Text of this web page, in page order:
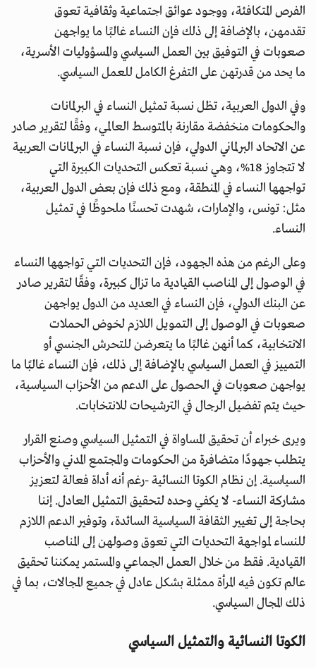
الفرص المتكافئة، ووجود عوائق اجتماعية وثقافية تعوق
تقدمهن، بالإضافة إلى ذلك فإن النساء غالبًا ما يواجهن
صعوبات في التوفيق بين العمل السياسي والمسؤوليات الأسرية،
ما يحد من قدرتهن على التفرغ الكامل للعمل السياسي.
وفي الدول العربية، تظل نسبة تمثيل النساء في البرلمانات
والحكومات منخفضة مقارنة بالمتوسط العالمي، وفقًا لتقرير صادر
عن الاتحاد البرلماني الدولي، فإن نسبة النساء في البرلمانات العربية
لا تتجاوز 18%، وهي نسبة تعكس التحديات الكبيرة التي
تواجهها النساء في المنطقة، ومع ذلك فإن بعض الدول العربية،
مثل: تونس، والإمارات، شهدت تحسنًا ملحوظًا في تمثيل
النساء.
وعلى الرغم من هذه الجهود، فإن التحديات التي تواجهها النساء
في الوصول إلى المناصب القيادية ما تزال كبيرة، وفقًا لتقرير صادر
عن البنك الدولي، فإن النساء في العديد من الدول يواجهن
صعوبات في الوصول إلى التمويل اللازم لخوض الحملات
الانتخابية، كما أنهن غالبًا ما يتعرضن للتحرش الجنسي أو
التمييز في العمل السياسي بالإضافة إلى ذلك، فإن النساء غالبًا ما
يواجهن صعوبات في الحصول على الدعم من الأحزاب السياسية،
حيث يتم تفضيل الرجال في الترشيحات للانتخابات.
ويرى خبراء أن تحقيق المساواة في التمثيل السياسي وصنع القرار
يتطلب جهودًا متضافرة من الحكومات والمجتمع المدني والأحزاب
السياسية. إن نظام الكوتا النسائية -رغم أنه أداة فعالة لتعزيز
مشاركة النساء- لا يكفي وحده لتحقيق التمثيل العادل. إننا
بحاجة إلى تغيير الثقافة السياسية السائدة، وتوفير الدعم اللازم
للنساء لمواجهة التحديات التي تعوق وصولهن إلى المناصب
القيادية. فقط من خلال العمل الجماعي والمستمر يمكننا تحقيق
عالم تكون فيه المرأة ممثلة بشكل عادل في جميع المجالات، بما في
ذلك المجال السياسي.
الكوتا النسائية والتمثيل السياسي